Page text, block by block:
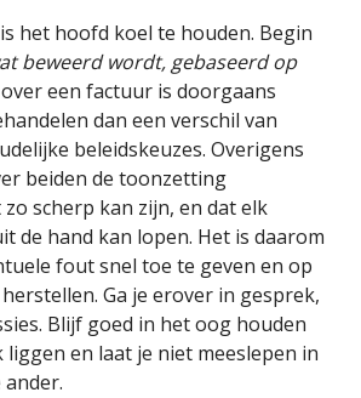
het hoofd koel te houden. Begin
beweerd wordt, gebaseerd op
een factuur is doorgaans
dan een verschil van
beleidskeuzes. Overigens
beiden de toonzetting
scherp kan zijn, en dat elk
de hand kan lopen. Het is daarom
fout snel toe te geven en op
Ga je erover in gesprek,
Blijf goed in het oog houden
en laat je niet meeslepen in